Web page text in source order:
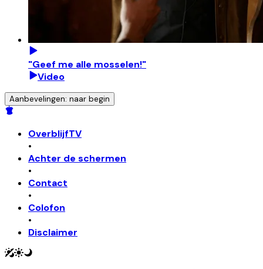
"Geef me alle mosselen!"
Video
Aanbevelingen: naar begin
OverblijfTV
•
Achter de schermen
•
Contact
•
Colofon
•
Disclaimer